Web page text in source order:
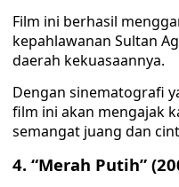
Film ini berhasil
kepahlawanan Sultan
daerah kekuasaannya.
Dengan sinematografi
film ini akan mengajak
semangat juang dan
4. “Merah Putih”